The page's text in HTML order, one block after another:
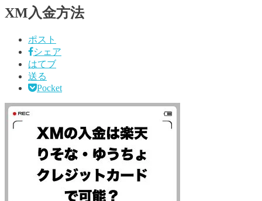
XM入金方法
ポスト
シェア
はてブ
送る
Pocket